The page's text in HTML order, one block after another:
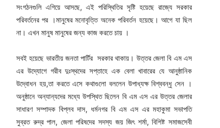
সংগঠনগুলি এগিয়ে আসছে, এই পরিস্থিতির সৃষ্টি হয়েছে রাজ্যে সরকার
পরিবর্তনের পর ।মানুষের মনোবৃত্তি অনেক পরিবর্তন হয়েছে। আগে যা ছিল
না। এখন মানুষ মানুষের জন্য কাজ করতে চায় ।
সবই হয়েছে ভারতীয় জনতা পার্টির সরকার থাকায়। উত্তর জেলা বি এম এস
এর উদ্যোগে গরীব দুঃস্থদের সপ্তাহে এক বেলা খাবারের যে আনুষ্ঠানিক
উদ্বোধন হয়,তা করতে এসে কথাগুলো বললেন উপাধ্যক্ষ বিশ্ববন্ধু সেন ।
অনুষ্ঠানে অন্যান্যদের মধ্যে উপস্থিত ছিলেন বি এম এস এর উত্তর জেলার
সাধারণ সম্পাদক বিপ্লব দাস, ধর্মনগর বি এম এস এর মহাকুমা সভাপতি
সুব্রত রুদ্র পাল, জেলা পরিষদের সদস্য জয় জিৎ শর্মা, বিশিষ্ট সমাজসেবী